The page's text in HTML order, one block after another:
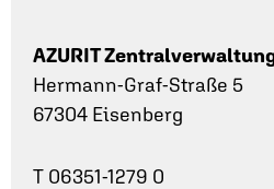
AZURIT
Hermann-Graf-Straße 5
67304 Eisenberg
T 06351-1279 0